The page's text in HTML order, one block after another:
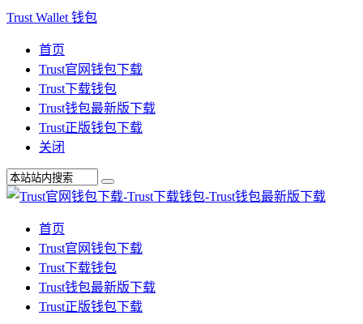
Trust Wallet 钱包
首页
Trust官网钱包下载
Trust下载钱包
Trust钱包最新版下载
Trust正版钱包下载
关闭
首页
Trust官网钱包下载
Trust下载钱包
Trust钱包最新版下载
Trust正版钱包下载